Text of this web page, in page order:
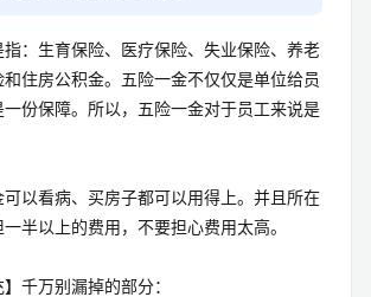
：生育保险、医疗保险、失业保险、养老
住房公积金。五险一金不仅仅是单位给员
份保障。所以，五险一金对于员工来说是
以看病、买房子都可以用得上。并且所在
半以上的费用，不要担心费用太高。
】千万别漏掉的部分：